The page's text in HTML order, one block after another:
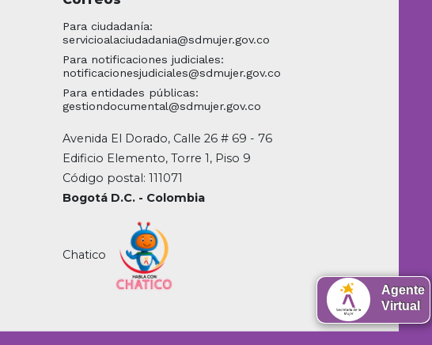
Para ciudadanía:
servicioalaciudadania@sdmujer.gov.co
Para notificaciones judiciales:
notificacionesjudiciales@sdmujer.gov.co
Para entidades públicas:
gestiondocumental@sdmujer.gov.co
Avenida El Dorado, Calle 26 # 69 - 76
Edificio Elemento, Torre 1, Piso 9
Código postal: 111071
Bogotá D.C. - Colombia
Chatico
Agente
Virtual